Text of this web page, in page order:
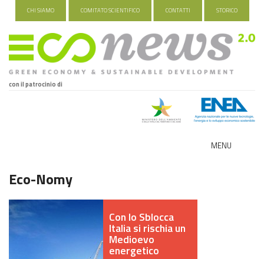
CHI SIAMO COMITATO SCIENTIFICO CONTATTI STORICO
con il patrocinio di
MENU
INDUSTRIA VERDE
Eco-Nomy
Con lo Sblocca
Italia si rischia un
Medioevo
energetico